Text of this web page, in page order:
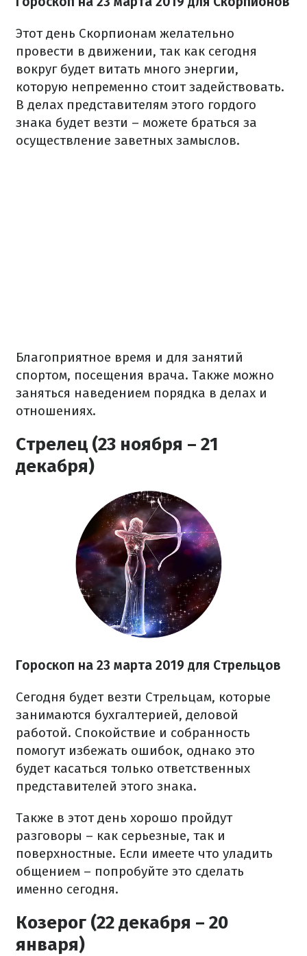
Этот день Скорпионам желательно
провести в движении, так как сегодня
вокруг будет витать много энергии,
которую непременно стоит задействовать.
В делах представителям этого гордого
знака будет везти – можете браться за
осуществление заветных замыслов.
Благоприятное время и для занятий
спортом, посещения врача. Также можно
заняться наведением порядка в делах и
отношениях.
Стрелец (23 ноября – 21
декабря)
Гороскоп на 23 марта 2019 для Стрельцов
Сегодня будет везти Стрельцам, которые
занимаются бухгалтерией, деловой
работой. Спокойствие и собранность
помогут избежать ошибок, однако это
будет касаться только ответственных
представителей этого знака.
Также в этот день хорошо пройдут
разговоры – как серьезные, так и
поверхностные. Если имеете что уладить
общением – попробуйте это сделать
именно сегодня.
Козерог (22 декабря – 20
января)